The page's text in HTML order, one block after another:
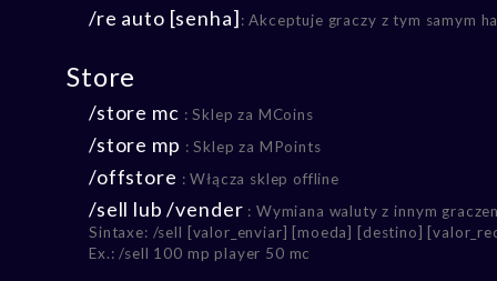
/re auto [senha]: Akceptuje graczy z tym samym
Store
/store mc : Sklep za MCoins
/store mp : Sklep za MPoints
/offstore : Włącza sklep offline
/sell lub /vender : Wymiana waluty z innym
Sintaxe: /sell [valor_enviar] [moeda] [destino]
Ex.: /sell 100 mp player 50 mc